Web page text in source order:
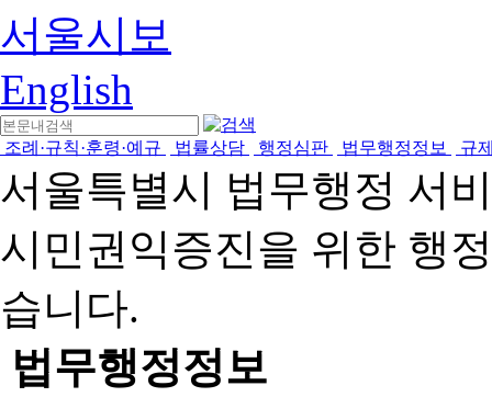
서울시보
English
조례·규칙·훈령·예규 법률상담 행정심판 법무행정정보 규
서울특별시 법무행정 서
시민권익증진을 위한 행
습니다.
법무행정정보